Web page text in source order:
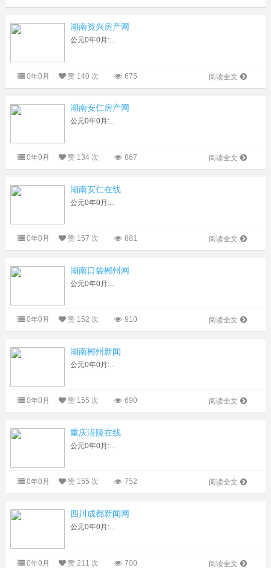
湖南资兴房产网
公元0年0月:...
阅读全文
0年0月 赞 140 次 675
湖南安仁房产网
公元0年0月:...
阅读全文
0年0月 赞 134 次 867
湖南安仁在线
公元0年0月:...
阅读全文
0年0月 赞 157 次 881
湖南口袋郴州网
公元0年0月:...
阅读全文
0年0月 赞 152 次 910
湖南郴州新闻
公元0年0月:...
阅读全文
0年0月 赞 155 次 690
重庆涪陵在线
公元0年0月:...
阅读全文
0年0月 赞 155 次 752
四川成都新闻网
公元0年0月:...
阅读全文
0年0月 赞 211 次 700